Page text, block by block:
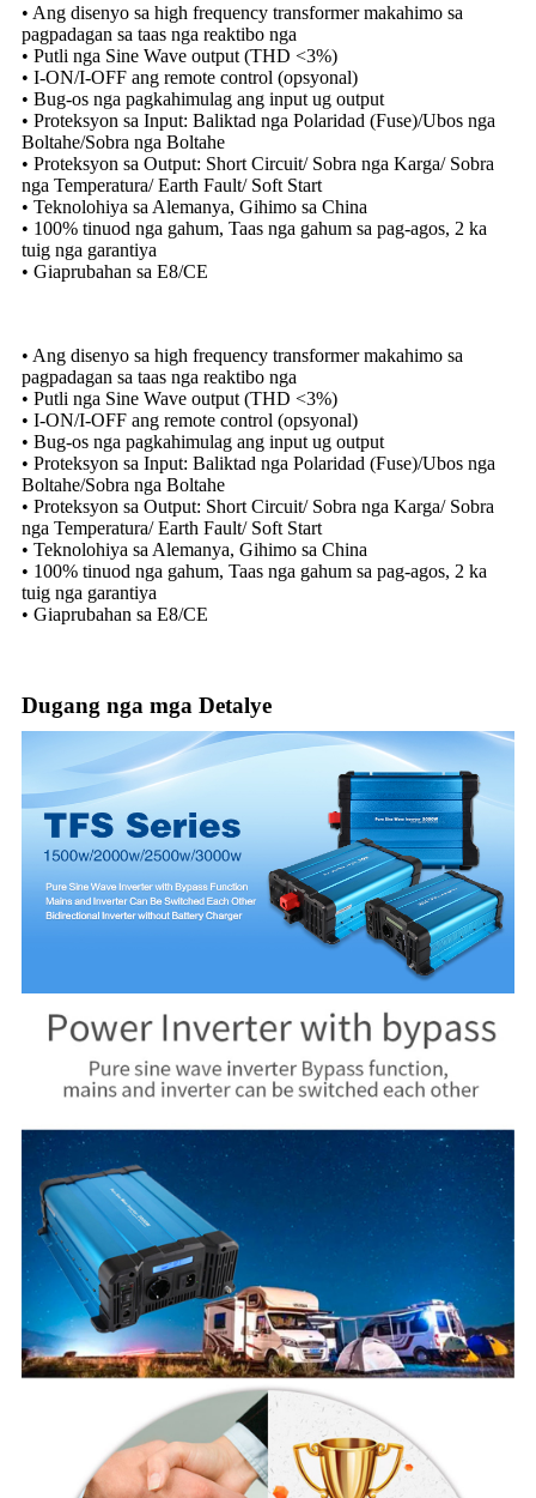
• Ang disenyo sa high frequency transformer makahimo sa
pagpadagan sa taas nga reaktibo nga
• Putli nga Sine Wave output (THD <3%)
• I-ON/I-OFF ang remote control (opsyonal)
• Bug-os nga pagkahimulag ang input ug output
• Proteksyon sa Input: Baliktad nga Polaridad (Fuse)/Ubos nga
Boltahe/Sobra nga Boltahe
• Proteksyon sa Output: Short Circuit/ Sobra nga Karga/ Sobra
nga Temperatura/ Earth Fault/ Soft Start
• Teknolohiya sa Alemanya, Gihimo sa China
• 100% tinuod nga gahum, Taas nga gahum sa pag-agos, 2 ka
tuig nga garantiya
• Giaprubahan sa E8/CE
• Ang disenyo sa high frequency transformer makahimo sa
pagpadagan sa taas nga reaktibo nga
• Putli nga Sine Wave output (THD <3%)
• I-ON/I-OFF ang remote control (opsyonal)
• Bug-os nga pagkahimulag ang input ug output
• Proteksyon sa Input: Baliktad nga Polaridad (Fuse)/Ubos nga
Boltahe/Sobra nga Boltahe
• Proteksyon sa Output: Short Circuit/ Sobra nga Karga/ Sobra
nga Temperatura/ Earth Fault/ Soft Start
• Teknolohiya sa Alemanya, Gihimo sa China
• 100% tinuod nga gahum, Taas nga gahum sa pag-agos, 2 ka
tuig nga garantiya
• Giaprubahan sa E8/CE
Dugang nga mga Detalye